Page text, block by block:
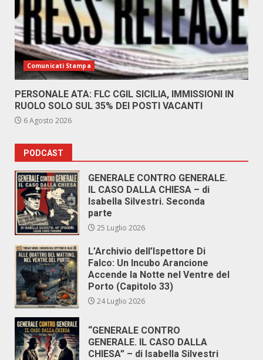
Comunicati Stampa
PERSONALE ATA: FLC CGIL SICILIA, IMMISSIONI IN
RUOLO SOLO SUL 35% DEI POSTI VACANTI
6 Agosto 2026
PODCAST
GENERALE CONTRO GENERALE.
IL CASO DALLA CHIESA – di
Isabella Silvestri. Seconda
parte
25 Luglio 2026
L’Archivio dell’Ispettore Di
Falco: Un Incubo Arancione
Accende la Notte nel Ventre del
Porto (Capitolo 33)
24 Luglio 2026
“GENERALE CONTRO
GENERALE. IL CASO DALLA
CHIESA” – di Isabella Silvestri